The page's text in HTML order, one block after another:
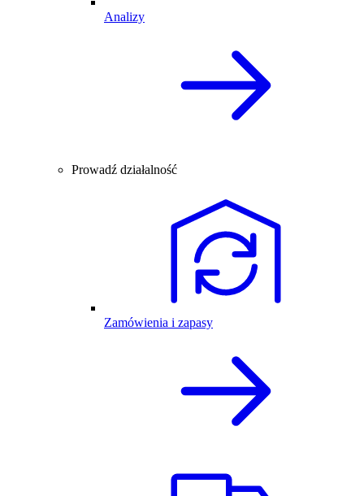
Analizy
Prowadź działalność
Zamówienia i zapasy